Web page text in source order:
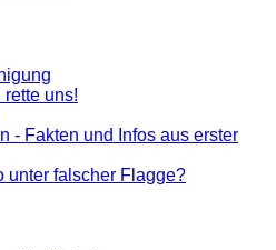
uns!
- Fakten und Infos aus erster
unter falscher Flagge?